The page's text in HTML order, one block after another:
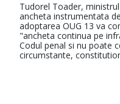
Tudorel Toader,
ancheta instrumentata
adoptarea OUG 13 va
"ancheta continua pe
Codul penal si nu poate
circumstante,